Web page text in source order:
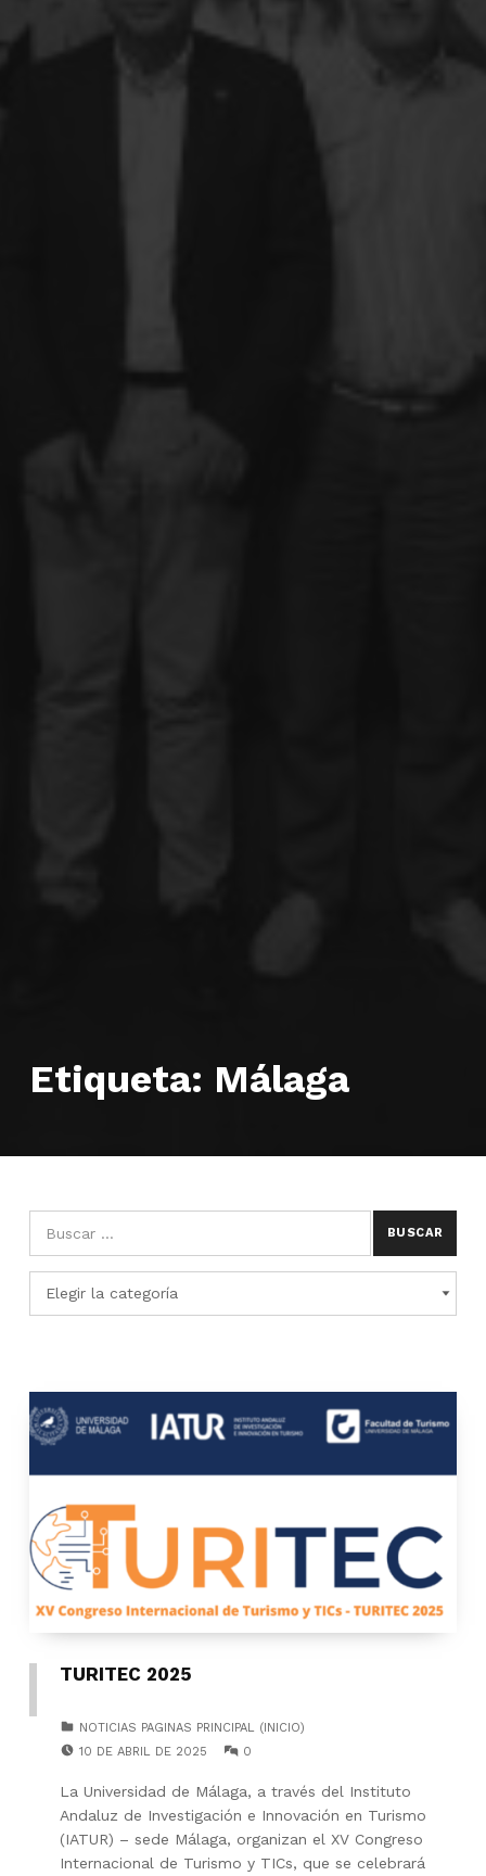
Etiqueta: Málaga
Búsqueda para:
CATEGORÍAS
Categorías
TURITEC 2025
NOTICIAS PAGINAS PRINCIPAL (INICIO)
10 DE ABRIL DE 2025 0
La Universidad de Málaga, a través del Instituto
Andaluz de Investigación e Innovación en Turismo
(IATUR) – sede Málaga, organizan el XV Congreso
Internacional de Turismo y TICs, que se celebrará